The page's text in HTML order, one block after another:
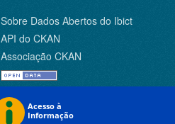
Sobre Dados Abertos do Ibict
API do CKAN
Associação CKAN